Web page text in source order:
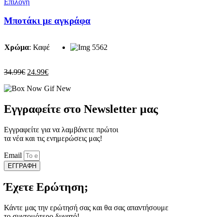
Επιλογή
προϊόν
έχει
παραλλαγές.
μπορούν
επιλεγούν
σελίδα
του
Μποτάκι με αγκράφα
Χρώμα: Καφέ
34.99€ Original
was:
24.99€Η
τιμή
24.99€.
Εγγραφείτε στο Newsletter μας
Εγγραφείτε για να λαμβάνετε πρώτοι
τα νέα και τις ενημερώσεις μας!
Email
ΕΓΓΡΑΦΗ
Έχετε Ερώτηση;
Κάντε μας την ερώτησή σας και θα σας απαντήσουμε